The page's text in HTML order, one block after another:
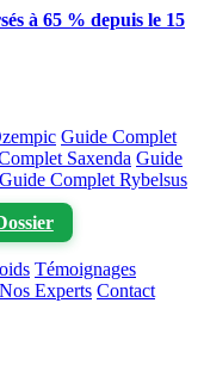
à 65 % depuis le 15
Guide Complet
Saxenda Guide
Guide Complet Rybelsus
Témoignages
Nos Experts Contact